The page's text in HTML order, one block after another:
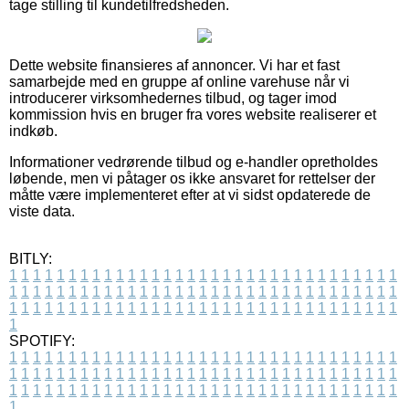
tage stilling til kundetilfredsheden.
Dette website finansieres af annoncer. Vi har et fast
samarbejde med en gruppe af online varehuse når vi
introducerer virksomhedernes tilbud, og tager imod
kommission hvis en bruger fra vores website realiserer et
indkøb.
Informationer vedrørende tilbud og e-handler opretholdes
løbende, men vi påtager os ikke ansvaret for rettelser der
måtte være implementeret efter at vi sidst opdaterede de
viste data.
BITLY:
1 1 1 1 1 1 1 1 1 1 1 1 1 1 1 1 1 1 1 1 1 1 1 1 1 1 1 1 1 1 1 1 1
1 1 1 1 1 1 1 1 1 1 1 1 1 1 1 1 1 1 1 1 1 1 1 1 1 1 1 1 1 1 1 1 1
1 1 1 1 1 1 1 1 1 1 1 1 1 1 1 1 1 1 1 1 1 1 1 1 1 1 1 1 1 1 1 1 1
1
SPOTIFY:
1 1 1 1 1 1 1 1 1 1 1 1 1 1 1 1 1 1 1 1 1 1 1 1 1 1 1 1 1 1 1 1 1
1 1 1 1 1 1 1 1 1 1 1 1 1 1 1 1 1 1 1 1 1 1 1 1 1 1 1 1 1 1 1 1 1
1 1 1 1 1 1 1 1 1 1 1 1 1 1 1 1 1 1 1 1 1 1 1 1 1 1 1 1 1 1 1 1 1